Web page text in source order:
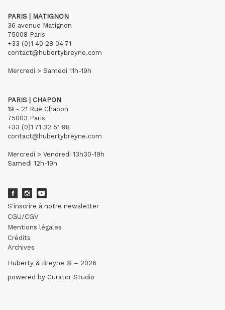
PARIS | MATIGNON
36 avenue Matignon
75008 Paris
+33 (0)1 40 28 04 71
contact@hubertybreyne.com
Mercredi > Samedi 11h-19h
PARIS | CHAPON
19 - 21 Rue Chapon
75003 Paris
+33 (0)1 71 32 51 98
contact@hubertybreyne.com
Mercredi > Vendredi 13h30-19h
Samedi 12h-19h
S'inscrire à notre newsletter
CGU/CGV
Mentions légales
Crédits
Archives
Huberty & Breyne © – 2026
powered by Curator Studio